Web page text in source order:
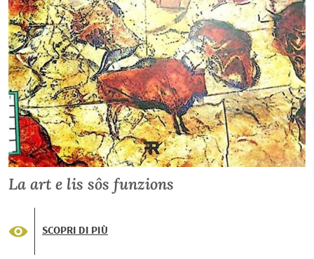
La art e lis sôs funzions
SCOPRI DI PIÙ